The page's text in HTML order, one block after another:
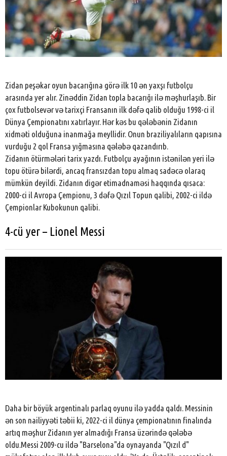
Zidan peşəkar oyun bacarığına görə ilk 10 ən yaxşı futbolçu
arasında yer alır. Zinəddin Zidan topla bacarığı ilə məşhurlaşıb. Bir
çox futbolsevər və tarixçi Fransanın ilk dəfə qalib olduğu 1998-ci il
Dünya Çempionatını xatırlayır. Hər kəs bu qələbənin Zidanın
xidməti olduğuna inanmağa meyllidir. Onun braziliyalıların qapısına
vurduğu 2 qol Fransa yığmasına qələbə qazandırıb.
Zidanın ötürmələri tarix yazdı. Futbolçu ayağının istənilən yeri ilə
topu ötürə bilərdi, ancaq fransızdan topu almaq sadəcə olaraq
mümkün deyildi. Zidanın digər etimadnaməsi haqqında qısaca:
2000-ci il Avropa Çempionu, 3 dəfə Qızıl Topun qalibi, 2002-ci ildə
Çempionlar Kubokunun qalibi.
4-cü yer – Lionel Messi
Daha bir böyük argentinalı parlaq oyunu ilə yadda qaldı. Messinin
ən son nailiyyəti təbii ki, 2022-ci il dünya çempionatının finalında
artıq məşhur Zidanın yer almadığı Fransa üzərində qələbə
oldu.Messi 2009-cu ildə "Barselona"da oynayanda "Qızıl d"